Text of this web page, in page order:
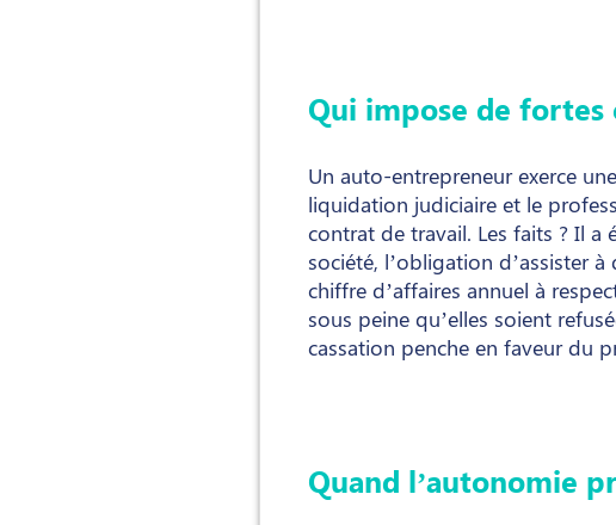
Qui impose de fortes
Un auto-entrepreneur exerce
liquidation judiciaire et le
contrat de travail. Les faits ? Il
société, l’obligation d’assister
chiffre d’affaires annuel à
sous peine qu’elles soient
cassation penche en faveur du
Quand l’autonomie